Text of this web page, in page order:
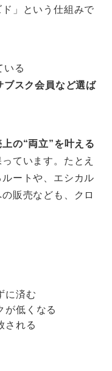
」という仕組みで
いる
ブスク会員など選ば
の“両立”を叶える
っています。たとえ
ートや、エシカル
販売なども、クロ
に済む
が低くなる
される